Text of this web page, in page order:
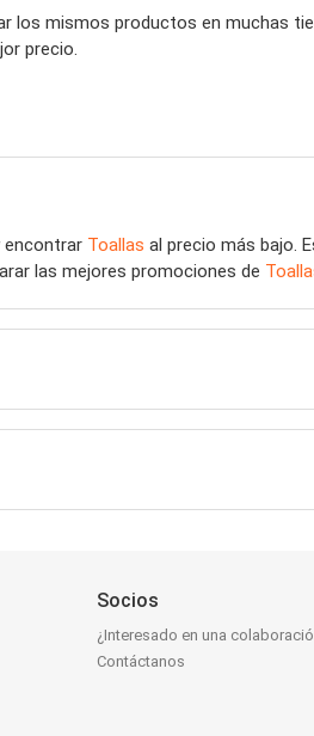
los mismos productos en muchas
precio.
encontrar Toallas al precio más bajo.
las mejores promociones de
Socios
¿Interesado en una
Contáctanos